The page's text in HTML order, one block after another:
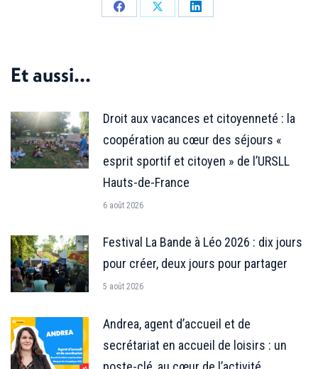
PartagerPartagerPartager
Et aussi...
Droit aux vacances et citoyenneté : la
coopération au cœur des séjours «
esprit sportif et citoyen » de l’URSLL
Hauts-de-France
6 août 2026
Festival La Bande à Léo 2026 : dix jours
pour créer, deux jours pour partager
5 août 2026
Andrea, agent d’accueil et de
secrétariat en accueil de loisirs : un